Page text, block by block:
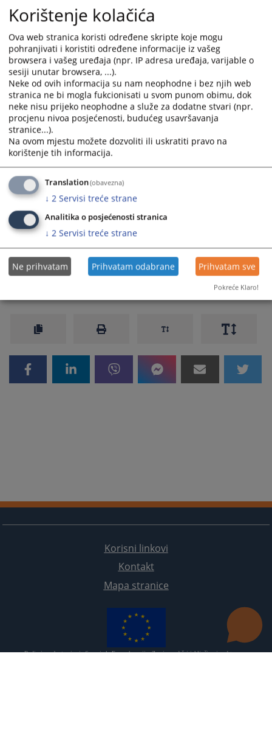
Visoko sudsko i tužilačko vijeće BiH nastavilo je poduzimati
aktivnosti iz djelokruga svoje zakonske nadležnosti nad
sudovima i tužilaštvima, usmjeravajući opšte trendove i
fokusirajući posebna pitanja svakodnevnog rada sudova i
tužilaštava.
Međutim, i pored evidentiranih pomaka, potrebno je istaći da
je vremenski okvir okončanja predmeta ratnih zločina
determiniran obligatornim rokovima Revidirane državne
strategije iziskuje dodatno efikasniji i učinkovitiji rad sudova i
tužilaštava, te ulaganje pojačanih napora. Posebno važan
aspekt blagovremenog sistemskog procesuiranja predmeta
ratnih zločina umnogome ovisi o unapređenju regionalne
Prikazana vijest je na: Bosanski jezik
Prateći dokumenti
FactSheet - IPA RZ - BHS
Korisni linkovi
Kontakt
Mapa stranice
Redizajn web stranice je finansirala Evropska unija. Za njen sadržaj isključivo je odgovorno
Korištenje kolačića
Ova web stranica koristi određene skripte koje mogu
pohranjivati i koristiti određene informacije iz vašeg
browsera i vašeg uređaja (npr. IP adresa uređaja, varijable o
sesiji unutar browsera, ...).
Neke od ovih informacija su nam neophodne i bez njih web
stranica ne bi mogla fukcionisati u svom punom obimu, dok
neke nisu prijeko neophodne a služe za dodatne stvari (npr.
procjenu nivoa posjećenosti, budućeg usavršavanja
stranice...).
Na ovom mjestu možete dozvoliti ili uskratiti pravo na
korištenje tih informacija.
Translation(obavezna)
↓ 2 Servisi treće strane
Analitika o posjećenosti stranica
↓ 2 Servisi treće strane
Ne prihvatam Prihvatam odabrane Prihvatam sve
Pokreće Klaro!